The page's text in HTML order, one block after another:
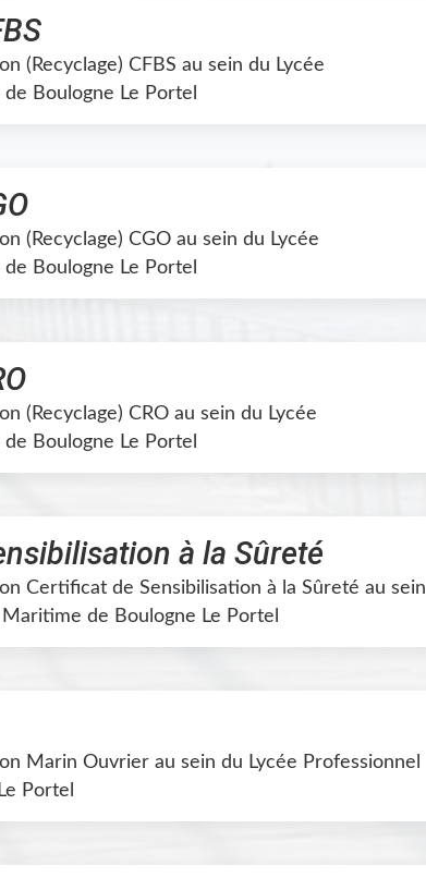
(Recyclage) CFBS au sein du Lycée
Boulogne Le Portel
(Recyclage) CGO au sein du Lycée
Boulogne Le Portel
(Recyclage) CRO au sein du Lycée
Boulogne Le Portel
à la Sûreté
Certificat de Sensibilisation à la Sûreté au sein
de Boulogne Le Portel
Marin Ouvrier au sein du Lycée Professionnel
Portel